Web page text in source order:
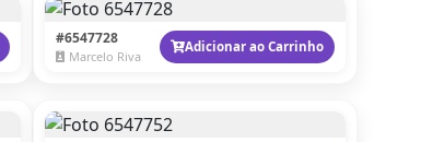
#6547728
Marcelo Riva
Adicionar ao Carrinho